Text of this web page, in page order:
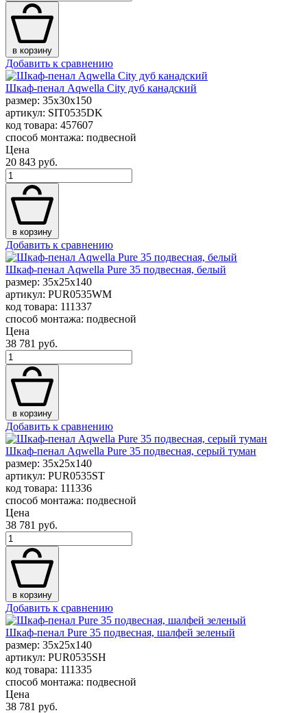
в корзину
Добавить к сравнению
Шкаф-пенал Aqwella City дуб канадский
размер: 35x30x150
артикул: SIT0535DK
код товара: 457607
способ монтажа: подвесной
Цена
20 843 руб.
в корзину
Добавить к сравнению
Шкаф-пенал Aqwella Pure 35 подвесная, белый
размер: 35x25x140
артикул: PUR0535WM
код товара: 111337
способ монтажа: подвесной
Цена
38 781 руб.
в корзину
Добавить к сравнению
Шкаф-пенал Aqwella Pure 35 подвесная, серый туман
размер: 35x25x140
артикул: PUR0535ST
код товара: 111336
способ монтажа: подвесной
Цена
38 781 руб.
в корзину
Добавить к сравнению
Шкаф-пенал Pure 35 подвесная, шалфей зеленый
размер: 35x25x140
артикул: PUR0535SH
код товара: 111335
способ монтажа: подвесной
Цена
38 781 руб.